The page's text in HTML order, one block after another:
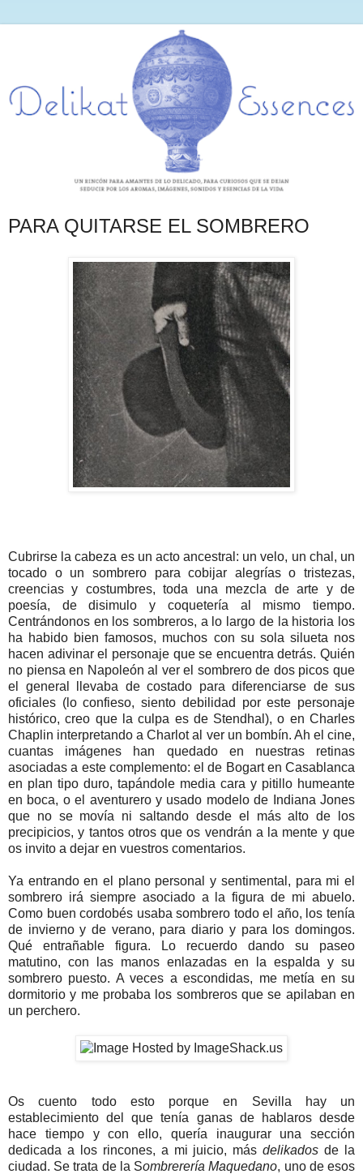
PARA QUITARSE EL SOMBRERO
Cubrirse la cabeza es un acto ancestral: un velo, un chal, un
tocado o un sombrero para cobijar alegrías o tristezas,
creencias y costumbres, toda una mezcla de arte y de
poesía, de disimulo y coquetería al mismo tiempo.
Centrándonos en los sombreros, a lo largo de la historia los
ha habido bien famosos, muchos con su sola silueta nos
hacen adivinar el personaje que se encuentra detrás. Quién
no piensa en Napoleón al ver el sombrero de dos picos que
el general llevaba de costado para diferenciarse de sus
oficiales (lo confieso, siento debilidad por este personaje
histórico, creo que la culpa es de Stendhal), o en Charles
Chaplin interpretando a Charlot al ver un bombín. Ah el cine,
cuantas imágenes han quedado en nuestras retinas
asociadas a este complemento: el de Bogart en Casablanca
en plan tipo duro, tapándole media cara y pitillo humeante
en boca, o el aventurero y usado modelo de Indiana Jones
que no se movía ni saltando desde el más alto de los
precipicios, y tantos otros que os vendrán a la mente y que
os invito a dejar en vuestros comentarios.
Ya entrando en el plano personal y sentimental, para mi el
sombrero irá siempre asociado a la figura de mi abuelo.
Como buen cordobés usaba sombrero todo el año, los tenía
de invierno y de verano, para diario y para los domingos.
Qué entrañable figura. Lo recuerdo dando su paseo
matutino, con las manos enlazadas en la espalda y su
sombrero puesto. A veces a escondidas, me metía en su
dormitorio y me probaba los sombreros que se apilaban en
un perchero.
Os cuento todo esto porque en Sevilla hay un
establecimiento del que tenía ganas de hablaros desde
hace tiempo y con ello, quería inaugurar una sección
dedicada a los rincones, a mi juicio, másdelikados de la
ciudad. Se trata de la Sombrerería Maquedano, uno de esos